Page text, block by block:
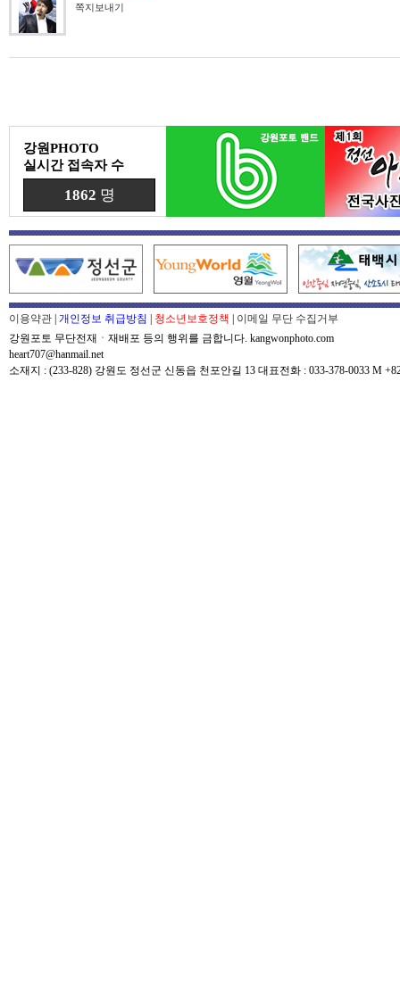
쪽지보내기
강원PHOTO
실시간 접속자 수
1862 명
이용약관 개인정보 취급방침 청소년보호정책
이메일 무단 수집거부
강원포토 무단전재ㆍ재배포 등의 행위를 금합니다. kangwonphoto.com
heart707@hanmail.net
소재지 : (233-828) 강원도 정선군 신동읍 천포안길 13 대표전화 : 033-378-0033 M